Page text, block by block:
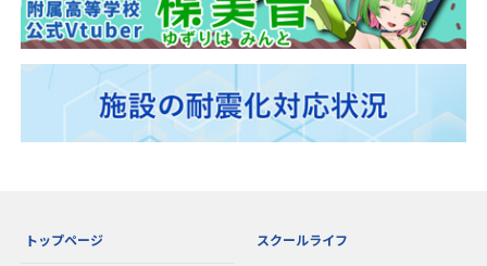
トップページ スクールライフ